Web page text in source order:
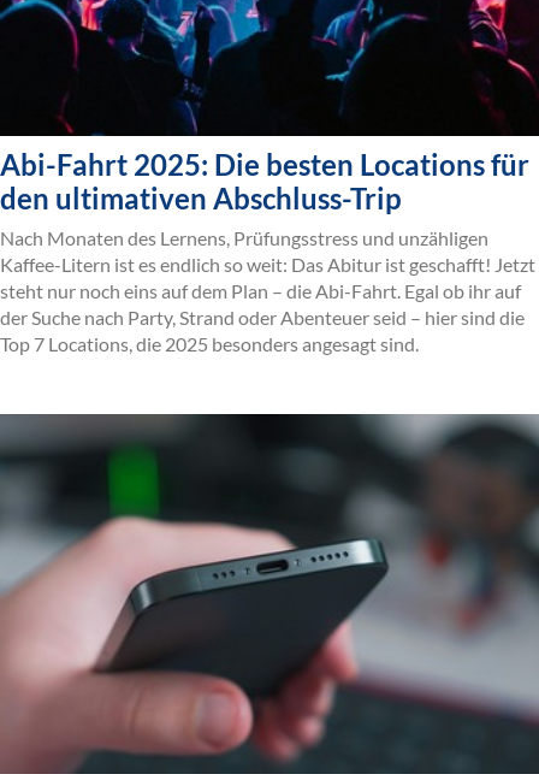
Abi-Fahrt 2025: Die besten Locations für
den ultimativen Abschluss-Trip
Nach Monaten des Lernens, Prüfungsstress und unzähligen
Kaffee-Litern ist es endlich so weit: Das Abitur ist geschafft! Jetzt
steht nur noch eins auf dem Plan – die Abi-Fahrt. Egal ob ihr auf
der Suche nach Party, Strand oder Abenteuer seid – hier sind die
Top 7 Locations, die 2025 besonders angesagt sind.